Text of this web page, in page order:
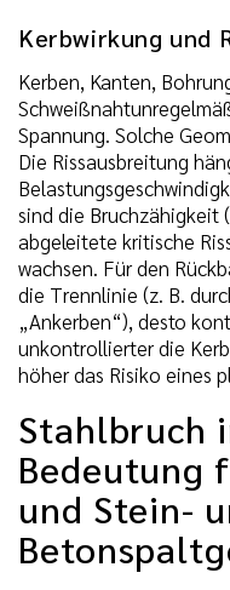
Kerbwirkung und
Kerben, Kanten,
Spannung. Solche
Die Rissausbreitung
sind die Bruchzähigkeit
abgeleitete kritische
wachsen. Für den
die Trennlinie (z. B.
„Ankerben“), desto
unkontrollierter die
höher das Risiko eines
Stahlbruch
Bedeutung
und Stein-